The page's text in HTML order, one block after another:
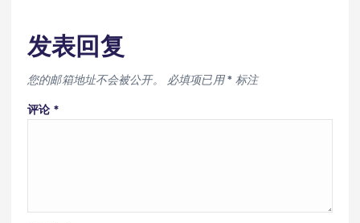
发表回复
您的邮箱地址不会被公开。 必填项已用* 标注
评论 *